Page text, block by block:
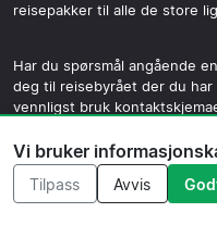
reisepakker til alle de store
Har du spørsmål angående
deg til reisebyrået der du
vennligst bruk
Meny
Vi bruker
Tilpass
Avvis